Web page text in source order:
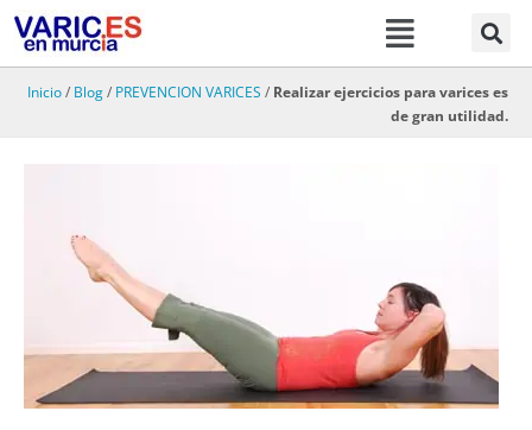
Menú
Inicio/ Blog/ PREVENCION VARICES / Realizar ejercicios para varices es
de gran utilidad.